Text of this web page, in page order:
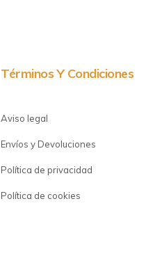
Términos Y Condiciones
Aviso legal
Envíos y Devoluciones
Política de privacidad
Política de cookies